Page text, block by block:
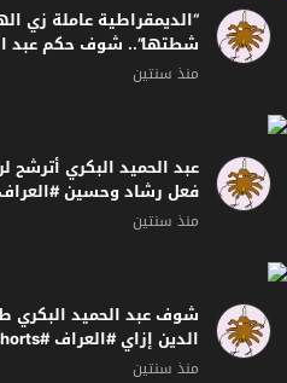
“الديمقراطية عاملة زي
شطتها”.. شوف حكم عبد
منذ سنتين
عبد الحميد البكري
فعل رشاد وحسين
منذ سنتين
شوف عبد الحميد البكري
الدين إزاي #العراف #shorts
منذ سنتين